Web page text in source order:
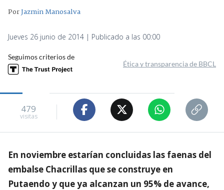
PorJazmin Manosalva
Jueves 26 junio de 2014 | Publicado a las 00:00
Seguimos criterios de
Ética y transparencia de BBCL
479
visitas
En noviembre estarían concluidas las faenas del
embalse Chacrillas que se construye en
Putaendo y que ya alcanzan un 95% de avance,